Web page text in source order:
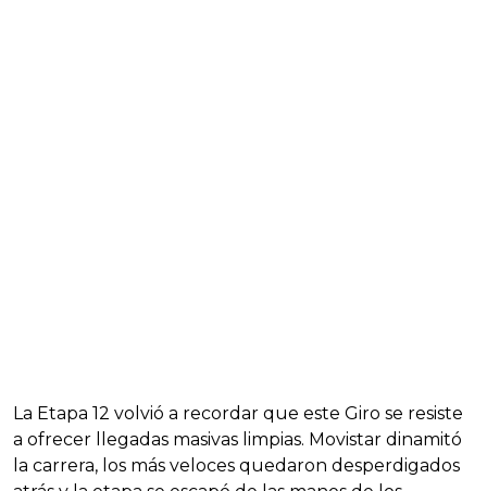
La Etapa 12 volvió a recordar que este Giro se resiste
a ofrecer llegadas masivas limpias. Movistar dinamitó
la carrera, los más veloces quedaron desperdigados